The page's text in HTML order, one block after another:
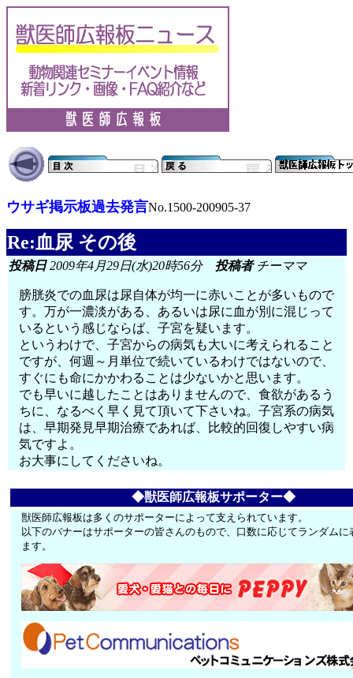
ウサギ掲示板過去発言No.1500-200905-37
Re:血尿 その後
投稿日2009年4月29日(水)20時56分 投稿者チーママ
膀胱炎での血尿は尿自体が均一に赤いことが多いもので
す。万が一濃淡がある、あるいは尿に血が別に混じって
いるという感じならば、子宮を疑います。
というわけで、子宮からの病気も大いに考えられること
ですが、何週～月単位で続いているわけではないので、
すぐにも命にかかわることは少ないかと思います。
でも早いに越したことはありませんので、食欲があるう
ちに、なるべく早く見て頂いて下さいね。子宮系の病気
は、早期発見早期治療であれば、比較的回復しやすい病
気ですよ。
お大事にしてくださいね。
◆獣医師広報板サポーター◆
獣医師広報板は多くのサポーターによって支えられています。
以下のバナーはサポーターの皆さんのもので、口数に応じてランダムに
ます。